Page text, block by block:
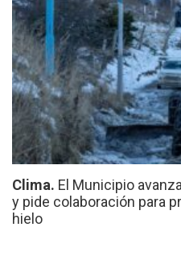
Clima. El Municipio
y pide colaboración para
hielo